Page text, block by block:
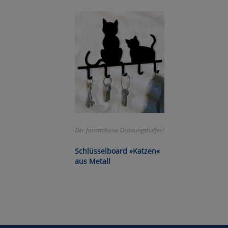
Der formschöne Ordnungshelfer!
Schlüsselboard »Katzen«
aus Metall